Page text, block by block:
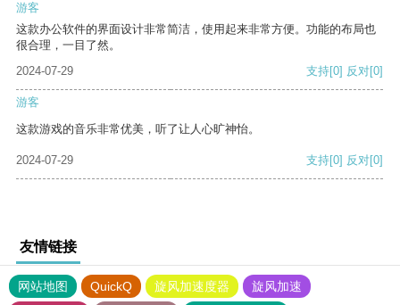
游客
这款办公软件的界面设计非常简洁，使用起来非常方便。功能的布局也
很合理，一目了然。
2024-07-29
支持[0] 反对[0]
游客
这款游戏的音乐非常优美，听了让人心旷神怡。
2024-07-29 支持[0] 反对[0]
友情链接
网站地图 QuickQ 旋风加速度器
旋风加速